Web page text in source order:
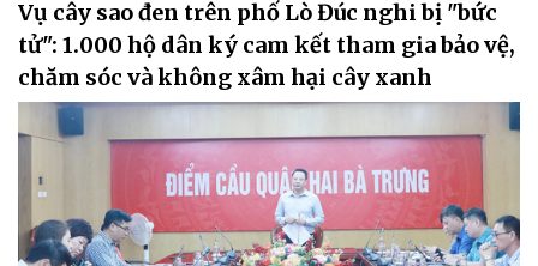
Vụ cây sao đen trên phố Lò Đúc nghi bị "bức
tử": 1.000 hộ dân ký cam kết tham gia bảo vệ,
chăm sóc và không xâm hại cây xanh